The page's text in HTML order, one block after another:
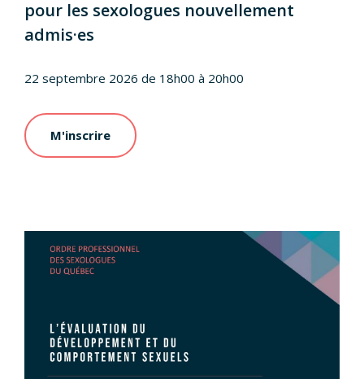
pour les sexologues nouvellement
admis·es
22 septembre 2026 de 18h00 à 20h00
M'inscrire